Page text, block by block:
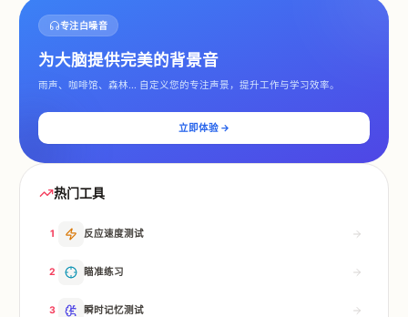
专注白噪音
为大脑提供完美的背景音
雨声、咖啡馆、森林... 自定义您的专注声景，提升工作与学习效率。
立即体验 →
热门工具
1 反应速度测试
2 瞄准练习
3 瞬时记忆测试